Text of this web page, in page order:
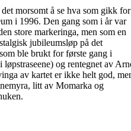
morsomt å se hva som gikk for
i 1996. Den gang som i år var
store markeringa, men som en
jubileumsløp på det
ble brukt for første gang i
og rentegnet av
av kartet er ikke helt god,
litt av Momarka og